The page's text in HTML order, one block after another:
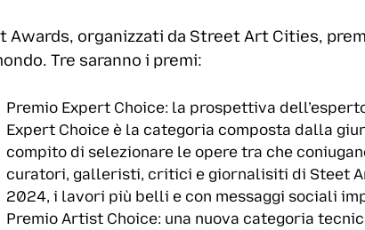
Awards, organizzati da Street Art Cities,
Tre saranno i premi:
Premio Expert Choice: la prospettiva
Expert Choice è la categoria composta dalla
compito di selezionare le opere tra che
curatori, galleristi, critici e giornalisiti di Steet
2024, i lavori più belli e con messaggi sociali
Premio Artist Choice: una nuova categoria